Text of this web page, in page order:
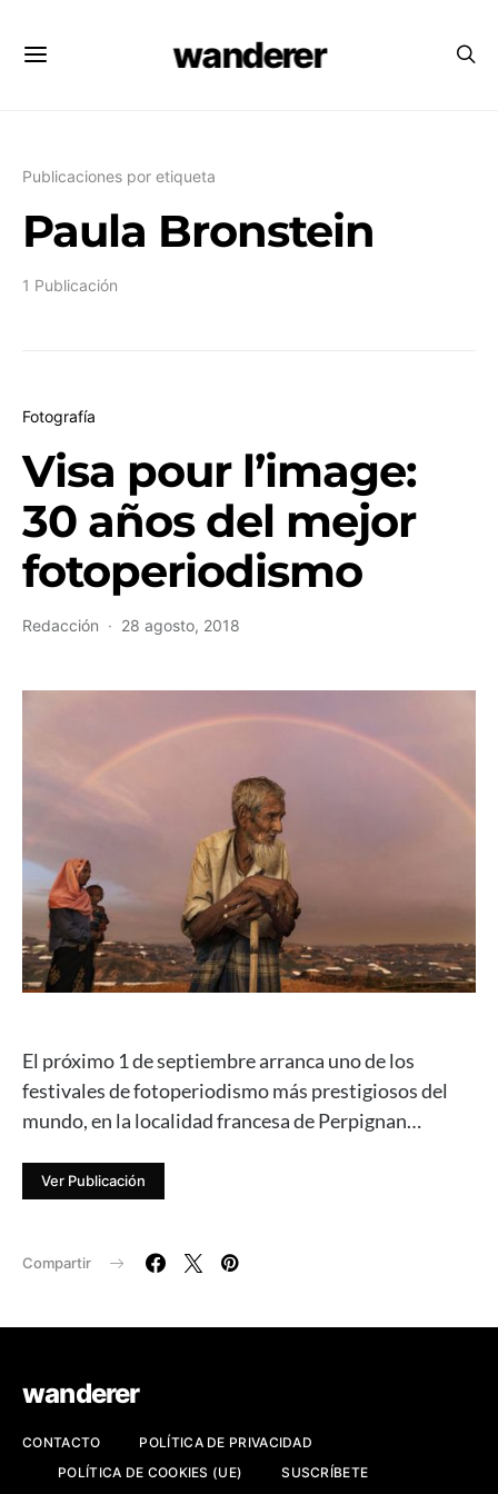
wanderer
Publicaciones por etiqueta
Paula Bronstein
1 Publicación
Fotografía
Visa pour l’image:
30 años del mejor
fotoperiodismo
Redacción 28 agosto, 2018
El próximo 1 de septiembre arranca uno de los
festivales de fotoperiodismo más prestigiosos del
mundo, en la localidad francesa de Perpignan…
Ver Publicación
Compartir
wanderer
CONTACTO
POLÍTICA DE PRIVACIDAD
POLÍTICA DE COOKIES (UE)
SUSCRÍBETE